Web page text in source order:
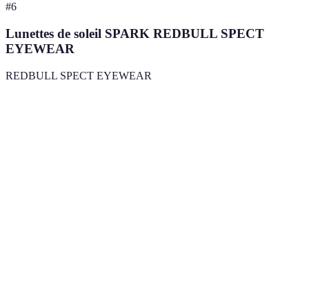
#6
Lunettes de soleil SPARK REDBULL SPECT
EYEWEAR
REDBULL SPECT EYEWEAR